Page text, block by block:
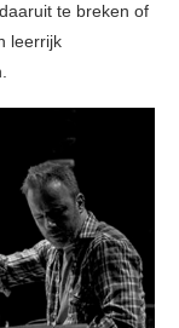
te breken of
leerrijk